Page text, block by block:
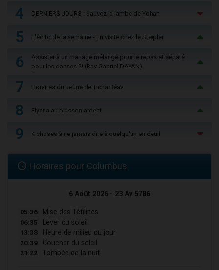
4 DERNIERS JOURS : Sauvez la jambe de Yohan
5 L'édito de la semaine - En visite chez le Steipler
6
Assister à un mariage mélangé pour le repas et séparé
pour les danses ?! (Rav Gabriel DAYAN)
7 Horaires du Jeûne de Ticha Béav
8 Elyana au buisson ardent
9 4 choses à ne jamais dire à quelqu'un en deuil
Horaires pour Columbus
6 Août 2026 - 23 Av 5786
05:36 Mise des Téfilines
06:35 Lever du soleil
13:38 Heure de milieu du jour
20:39 Coucher du soleil
21:22 Tombée de la nuit